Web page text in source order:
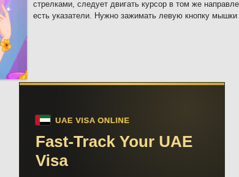
стрелками, следует двигать курсор в том же
есть указатели. Нужно зажимать левую кнопку мышки